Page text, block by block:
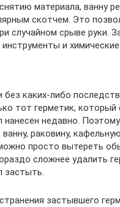
материала, ванну
скотчем. Это
случайном срыве руки.
и
без каких-либо
тот герметик, который
недавно.
раковину,
просто вытереть
сложнее удалить
застыть.
застывшего